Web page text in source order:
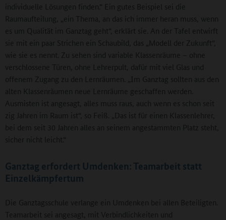
individuelle Lösungen finden.“ Ein gutes Beispiel sei die
Raumaufteilung, „ein Thema, an das ich immer heran muss, wenn
es um Qualität im Ganztag geht“, erklärt sie. An der Tafel entwirft
sie mit ein paar Strichen ein Schaubild, das „Modell der Zukunft“,
wie sie es nennt. Zu sehen sind variable Klassenräume – ohne
verschlossene Türen, ohne Lehrerpult, dafür mit viel Glas und
offenem Zugang zu den Lernräumen. „Im Ganztag sollten aus den
alten Klassenräumen neue Lernräume geschaffen werden.
Ausmisten ist angesagt, alles muss raus, auch wenn es schon seit
zig Jahren im Raum ist“, so Feiß. „Das ist für einen Klassenlehrer,
bei dem seit 30 Jahren alles an seinem angestammten Platz steht,
sicher nicht leicht.“
Ganztag erfordert Umdenken: Teamarbeit statt
Einzelkämpfertum
Die Ganztagsschule verlange ein Umdenken bei allen Beteiligten.
Teamarbeit sei angesagt, mit Verbindlichkeiten und